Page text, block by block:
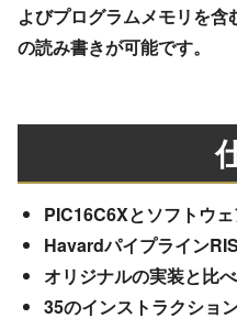
よびプログラムメモリを
の読み書きが可能です。
PIC16C6Xとソフトウ
Havardパイプライン
オリジナルの実装と比
35のインストラクショ